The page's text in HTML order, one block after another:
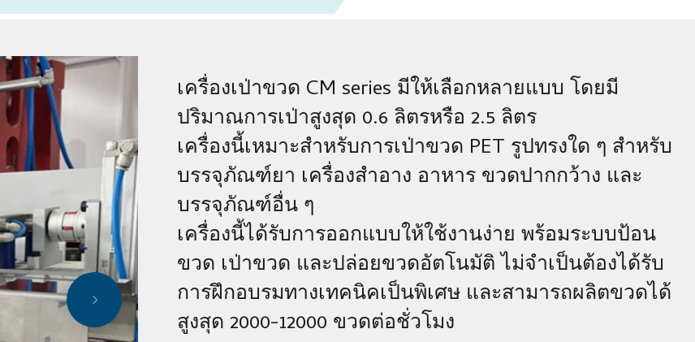
เครื่องเป่าขวด CM series มีให้เลือกหลายแบบ โดยมี
ปริมาณการเป่าสูงสุด 0.6 ลิตรหรือ 2.5 ลิตร
เครื่องนี้เหมาะสำหรับการเป่าขวด PET รูปทรงใด ๆ สำหรับ
บรรจุภัณฑ์ยา เครื่องสำอาง อาหาร ขวดปากกว้าง และ
บรรจุภัณฑ์อื่น ๆ
เครื่องนี้ได้รับการออกแบบให้ใช้งานง่าย พร้อมระบบป้อน
ขวด เป่าขวด และปล่อยขวดอัตโนมัติ ไม่จำเป็นต้องได้รับ
การฝึกอบรมทางเทคนิคเป็นพิเศษ และสามารถผลิตขวดได้
สูงสุด 2000-12000 ขวดต่อชั่วโมง